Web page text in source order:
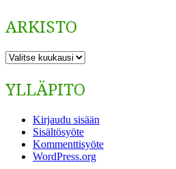
ARKISTO
ARKISTO
YLLÄPITO
Kirjaudu sisään
Sisältösyöte
Kommenttisyöte
WordPress.org